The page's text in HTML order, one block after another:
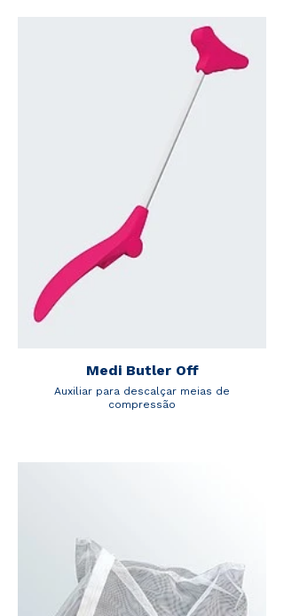
Medi Butler Off
Auxiliar para descalçar meias de
compressão